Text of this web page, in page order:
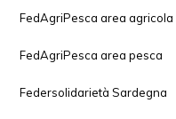
FedAgriPesca area agricola
FedAgriPesca area pesca
Federsolidarietà Sardegna